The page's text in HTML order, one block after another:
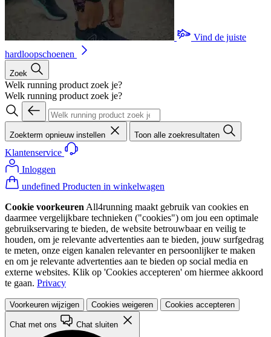
Vind de juiste
hardloopschoenen
Zoek
Welk running product zoek je?
Welk running product zoek je?
Zoekterm opnieuw instellen Toon alle zoekresultaten
Klantenservice
Inloggen
undefined Producten in winkelwagen
Cookie voorkeuren All4running maakt gebruik van cookies en
daarmee vergelijkbare technieken ("cookies") om jou een optimale
gebruikservaring te bieden, de website betrouwbaar en veilig te
houden, om je relevante advertenties aan te bieden, jouw surfgedrag
te meten, onze eigen kanalen relevanter en persoonlijker te maken
en om je relevante advertenties aan te bieden op social media en
externe websites. Klik op 'Cookies accepteren' om hiermee akkoord
te gaan. Privacy
Voorkeuren wijzigen Cookies weigeren Cookies accepteren
Chat met ons Chat sluiten